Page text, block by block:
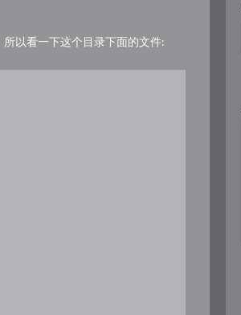
所以看一下这个目录下面的文件: